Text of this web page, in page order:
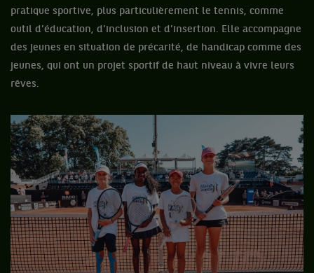
pratique sportive, plus particulièrement le tennis, comme
outil d'éducation, d'inclusion et d'insertion. Elle accompagne
des jeunes en situation de précarité, de handicap comme des
jeunes, qui ont un projet sportif de haut niveau à vivre leurs
rêves.